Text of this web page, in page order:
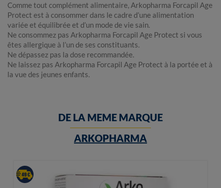
Comme tout complément alimentaire, Arkopharma Forcapil Age
Protect est à consommer dans le cadre d’une alimentation
variée et équilibrée et d’un mode de vie sain.
Ne consommez pas Arkopharma Forcapil Age Protect si vous
êtes allergique à l’un de ses constituants.
Ne dépassez pas la dose recommandée.
Ne laissez pas Arkopharma Forcapil Age Protect à la portée et à
la vue des jeunes enfants.
DE LA MEME MARQUE
ARKOPHARMA